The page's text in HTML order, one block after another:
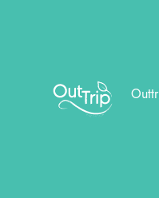
Outtrip